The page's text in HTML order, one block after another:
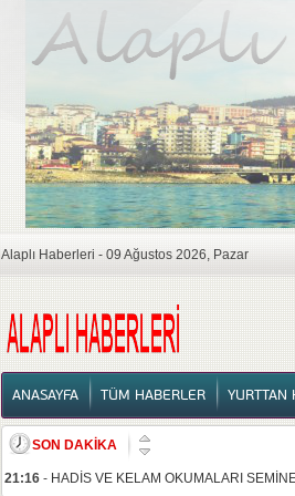
Alaplı Haberleri - 09 Ağustos 2026, Pazar
ANASAYFA
ANASAYFA TÜM HABERLER YURTTAN
SON DAKİKA
21:16 - HADİS VE KELAM OKUMALARI